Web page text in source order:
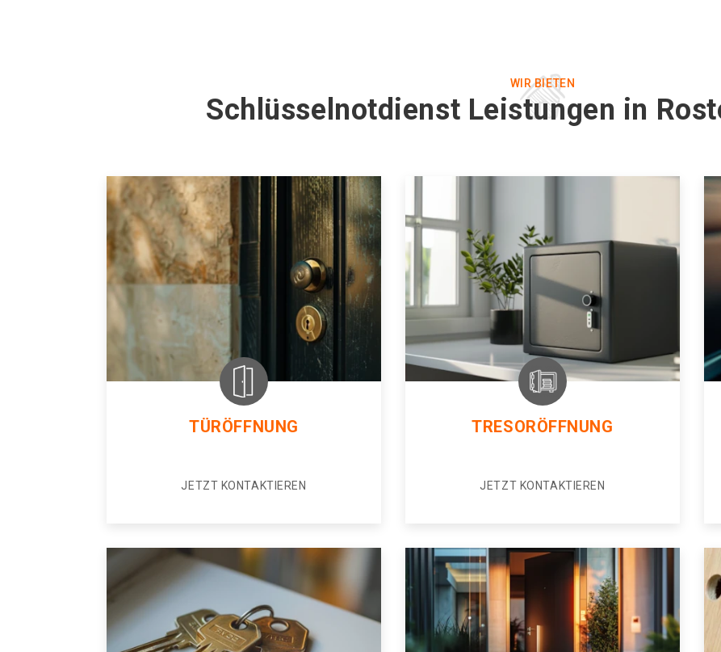
WIR BIETEN
Schlüsselnotdienst Leistungen in
TÜRÖFFNUNG
JETZT KONTAKTIEREN
TRESORÖFFNUNG
JETZT KONTAKTIEREN